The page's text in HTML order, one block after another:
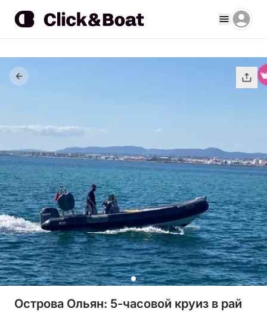
Острова Ольян: 5-часовой круиз в рай